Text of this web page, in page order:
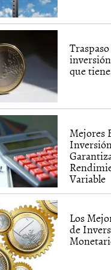
que
Mejores
Variable
Los
de